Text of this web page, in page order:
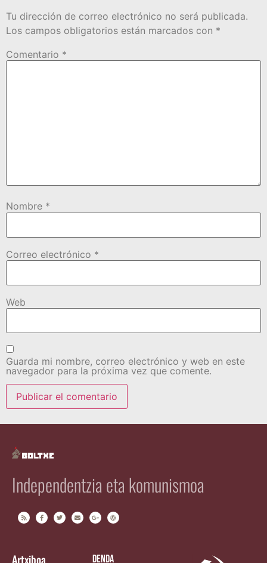
Tu dirección de correo electrónico no será publicada.
Los campos obligatorios están marcados con *
Comentario *
Nombre *
Correo electrónico *
Web
Guarda mi nombre, correo electrónico y web en este
navegador para la próxima vez que comente.
Independentzia eta komunismoa
Artxiboa Denda